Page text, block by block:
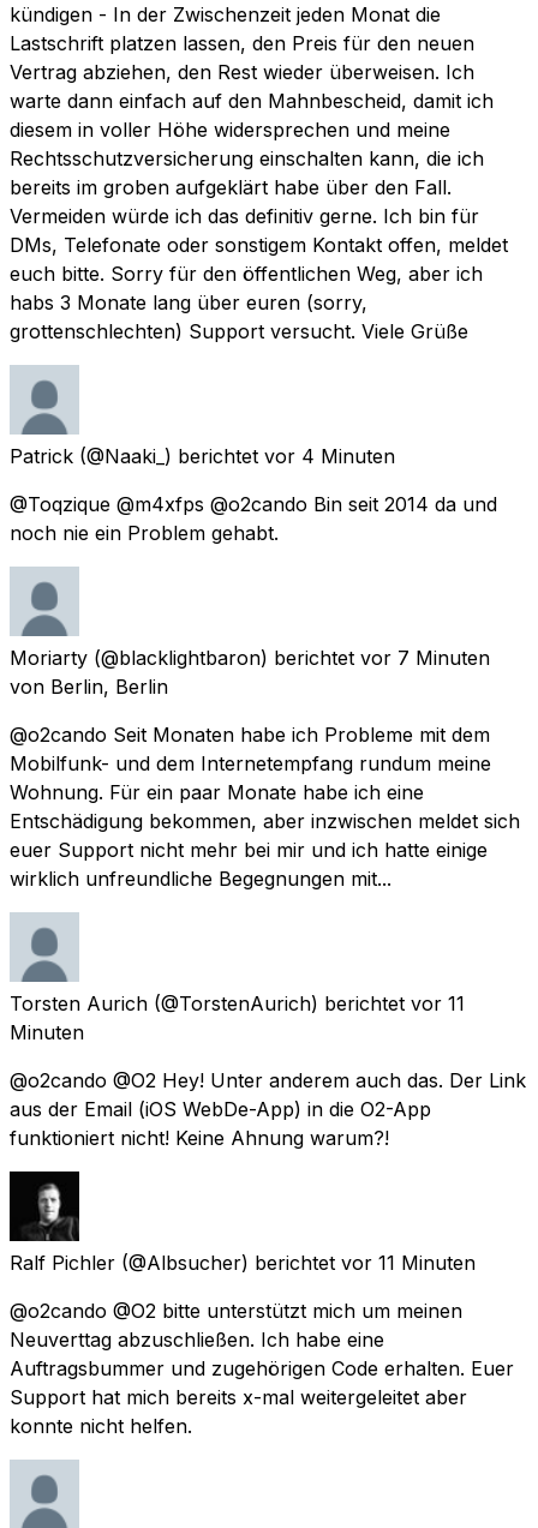
kündigen - In der Zwischenzeit jeden Monat die
Lastschrift platzen lassen, den Preis für den neuen
Vertrag abziehen, den Rest wieder überweisen. Ich
warte dann einfach auf den Mahnbescheid, damit ich
diesem in voller Höhe widersprechen und meine
Rechtsschutzversicherung einschalten kann, die ich
bereits im groben aufgeklärt habe über den Fall.
Vermeiden würde ich das definitiv gerne. Ich bin für
DMs, Telefonate oder sonstigem Kontakt offen, meldet
euch bitte. Sorry für den öffentlichen Weg, aber ich
habs 3 Monate lang über euren (sorry,
grottenschlechten) Support versucht. Viele Grüße
Patrick (@Naaki_) berichtet vor 4 Minuten
@Toqzique @m4xfps @o2cando Bin seit 2014 da und
noch nie ein Problem gehabt.
Moriarty (@blacklightbaron) berichtet vor 7 Minuten
von Berlin, Berlin
@o2cando Seit Monaten habe ich Probleme mit dem
Mobilfunk- und dem Internetempfang rundum meine
Wohnung. Für ein paar Monate habe ich eine
Entschädigung bekommen, aber inzwischen meldet sich
euer Support nicht mehr bei mir und ich hatte einige
wirklich unfreundliche Begegnungen mit...
Torsten Aurich (@TorstenAurich) berichtet vor 11
Minuten
@o2cando @O2 Hey! Unter anderem auch das. Der Link
aus der Email (iOS WebDe-App) in die O2-App
funktioniert nicht! Keine Ahnung warum?!
Ralf Pichler (@Albsucher) berichtet vor 11 Minuten
@o2cando @O2 bitte unterstützt mich um meinen
Neuverttag abzuschließen. Ich habe eine
Auftragsbummer und zugehörigen Code erhalten. Euer
Support hat mich bereits x-mal weitergeleitet aber
konnte nicht helfen.